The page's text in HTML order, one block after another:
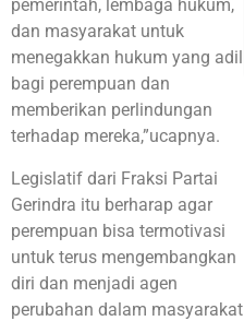
pemerintah, lembaga hukum,
dan masyarakat untuk
menegakkan hukum yang adil
bagi perempuan dan
memberikan perlindungan
terhadap mereka,”ucapnya.
Legislatif dari Fraksi Partai
Gerindra itu berharap agar
perempuan bisa termotivasi
untuk terus mengembangkan
diri dan menjadi agen
perubahan dalam masyarakat